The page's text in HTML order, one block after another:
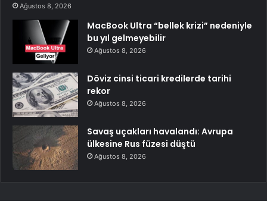
Ağustos 8, 2026
MacBook Ultra “bellek krizi” nedeniyle
bu yıl gelmeyebilir
Ağustos 8, 2026
Döviz cinsi ticari kredilerde tarihi
rekor
Ağustos 8, 2026
Savaş uçakları havalandı: Avrupa
ülkesine Rus füzesi düştü
Ağustos 8, 2026